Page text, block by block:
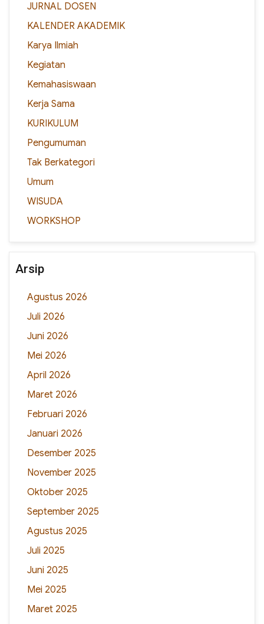
JURNAL DOSEN
KALENDER AKADEMIK
Karya Ilmiah
Kegiatan
Kemahasiswaan
Kerja Sama
KURIKULUM
Pengumuman
Tak Berkategori
Umum
WISUDA
WORKSHOP
Arsip
Agustus 2026
Juli 2026
Juni 2026
Mei 2026
April 2026
Maret 2026
Februari 2026
Januari 2026
Desember 2025
November 2025
Oktober 2025
September 2025
Agustus 2025
Juli 2025
Juni 2025
Mei 2025
Maret 2025